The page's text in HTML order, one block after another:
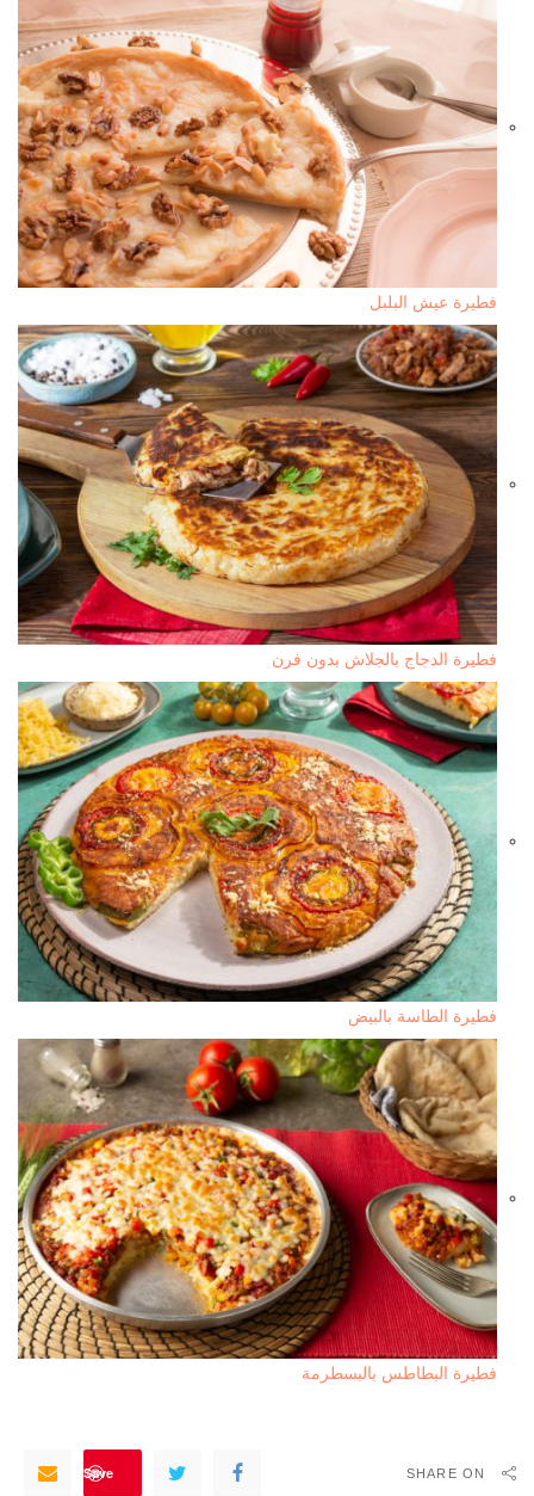
فطيرة عيش البلبل
فطيرة الدجاج بالجلاش بدون فرن
فطيرة الطاسة بالبيض
فطيرة البطاطس بالبسطرمة
SHARE ON
Save